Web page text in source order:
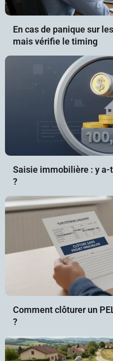
En cas de panique sur
mais vérifie le timing
Saisie immobilière : y
?
Comment clôturer un
?